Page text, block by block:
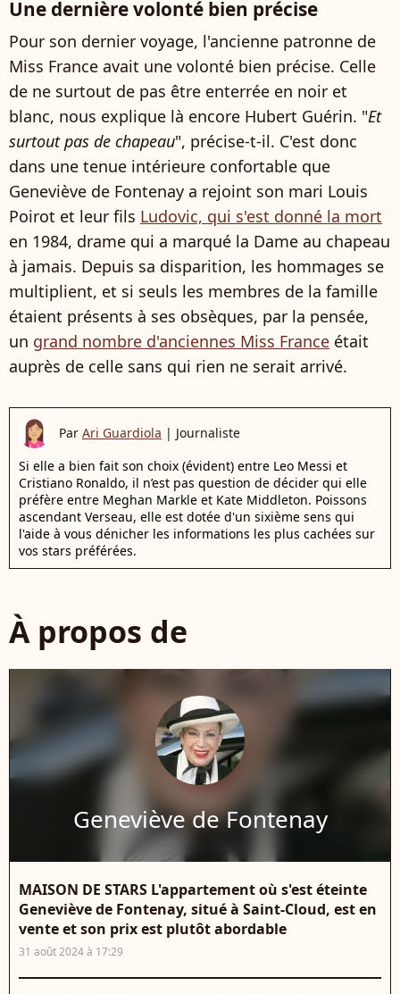
Une dernière volonté bien précise
Pour son dernier voyage, l'ancienne patronne de
Miss France avait une volonté bien précise. Celle
de ne surtout de pas être enterrée en noir et
blanc, nous explique là encore Hubert Guérin. "Et
surtout pas de chapeau", précise-t-il. C'est donc
dans une tenue intérieure confortable que
Geneviève de Fontenay a rejoint son mari Louis
Poirot et leur fils Ludovic, qui s'est donné la mort
en 1984, drame qui a marqué la Dame au chapeau
à jamais. Depuis sa disparition, les hommages se
multiplient, et si seuls les membres de la famille
étaient présents à ses obsèques, par la pensée,
un grand nombre d'anciennes Miss France était
auprès de celle sans qui rien ne serait arrivé.
Par Ari Guardiola | Journaliste
Si elle a bien fait son choix (évident) entre Leo Messi et
Cristiano Ronaldo, il n’est pas question de décider qui elle
préfère entre Meghan Markle et Kate Middleton. Poissons
ascendant Verseau, elle est dotée d'un sixième sens qui
l'aide à vous dénicher les informations les plus cachées sur
vos stars préférées.
À propos de
Geneviève de Fontenay
MAISON DE STARS L'appartement où s'est éteinte
Geneviève de Fontenay, situé à Saint-Cloud, est en
vente et son prix est plutôt abordable
31 août 2024 à 17:29